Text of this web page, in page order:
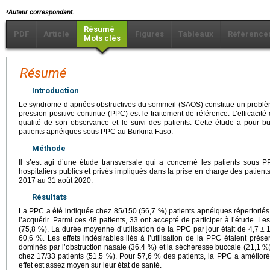
⁎Auteur correspondant.
PDF Article
Résumé
Mots clés
Figures Tableaux
Résumé
Introduction
Le syndrome d’apnées obstructives du sommeil (SAOS) constitue un
pression positive continue (PPC) est le traitement de référence.
qualité de son observance et le suivi des patients. Cette étude a pour
patients apnéiques sous PPC au Burkina Faso.
Méthode
Il s’est agi d’une étude transversale qui a concerné les patients sous
hospitaliers publics et privés impliqués dans la prise en charge des
2017 au 31 août 2020.
Résultats
La PPC a été indiquée chez 85/150 (56,7 %) patients apnéiques
l’acquérir. Parmi ces 48 patients, 33 ont accepté de participer à l’étude.
(75,8 %). La durée moyenne d’utilisation de la PPC par jour était de 4,7 ±
60,6 %. Les effets indésirables liés à l’utilisation de la PPC étaient
dominés par l’obstruction nasale (36,4 %) et la sécheresse buccale (21,1
chez 17/33 patients (51,5 %). Pour 57,6 % des patients, la PPC a
effet est assez moyen sur leur état de santé.